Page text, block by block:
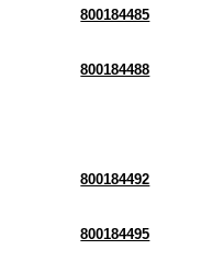
800184485
800184488
800184492
800184495